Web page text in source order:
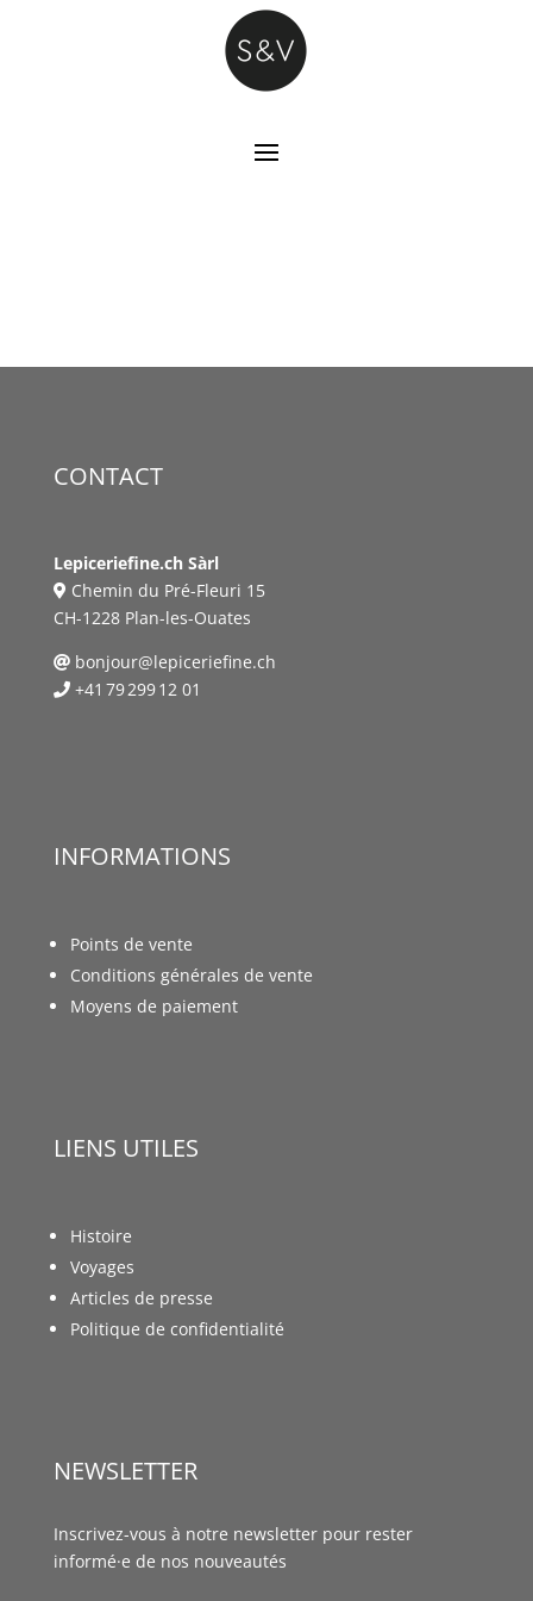
CONTACT
Lepiceriefine.ch Sàrl
Chemin du Pré-Fleuri 15
CH-1228 Plan-les-Ouates
bonjour@lepiceriefine.ch
+41 79 299 12 01
INFORMATIONS
Points de vente
Conditions générales de vente
Moyens de paiement
LIENS UTILES
Histoire
Voyages
Articles de presse
Politique de confidentialité
NEWSLETTER
Inscrivez-vous à notre newsletter pour rester
informé·e de nos nouveautés